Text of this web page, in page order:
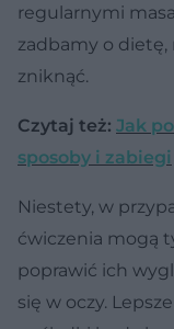
regularnymi
zadbamy o dietę,
zniknąć.
Czytaj też: Jak
sposoby i zabiegi
Niestety, w
ćwiczenia mogą
poprawić ich
się w oczy.